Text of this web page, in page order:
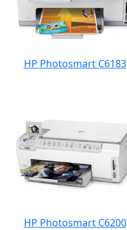
HP Photosmart C6183
HP Photosmart C6200